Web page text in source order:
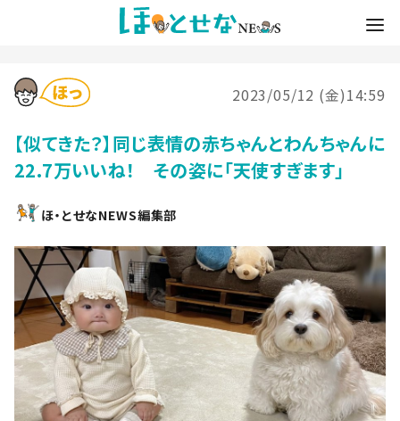
2023/05/12 (金)14:59
【似てきた？】同じ表情の赤ちゃんとわんちゃんに
22.7万いいね！ その姿に「天使すぎます」
ほ・とせなNEWS編集部